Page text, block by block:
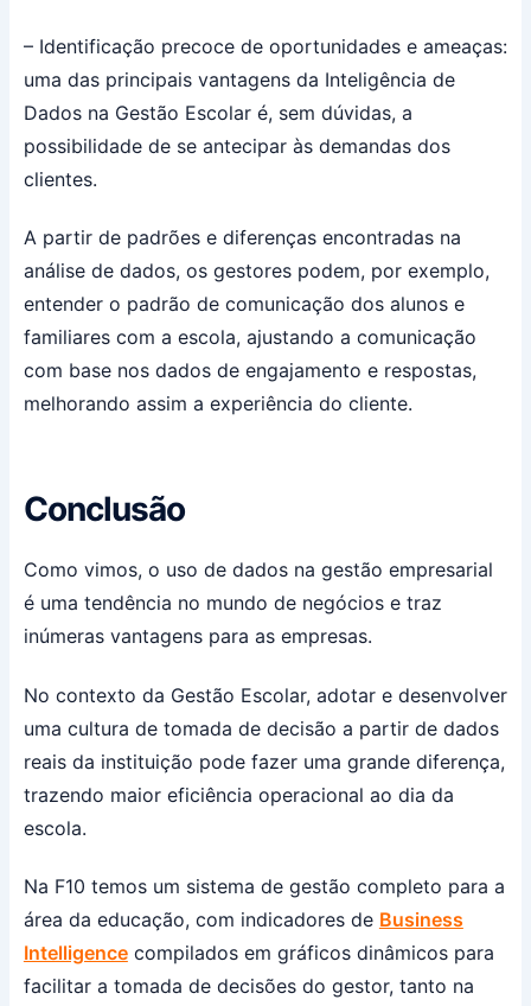
– Identificação precoce de oportunidades e ameaças:
uma das principais vantagens da Inteligência de
Dados na Gestão Escolar é, sem dúvidas, a
possibilidade de se antecipar às demandas dos
clientes.
A partir de padrões e diferenças encontradas na
análise de dados, os gestores podem, por exemplo,
entender o padrão de comunicação dos alunos e
familiares com a escola, ajustando a comunicação
com base nos dados de engajamento e respostas,
melhorando assim a experiência do cliente.
Conclusão
Como vimos, o uso de dados na gestão empresarial
é uma tendência no mundo de negócios e traz
inúmeras vantagens para as empresas.
No contexto da Gestão Escolar, adotar e desenvolver
uma cultura de tomada de decisão a partir de dados
reais da instituição pode fazer uma grande diferença,
trazendo maior eficiência operacional ao dia da
escola.
Na F10 temos um sistema de gestão completo para a
área da educação, com indicadores de Business
Intelligencecompilados em gráficos dinâmicos para
facilitar a tomada de decisões do gestor, tanto na